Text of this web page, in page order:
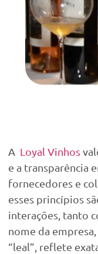
A Loyal Vinhos
e a transparência
fornecedores e
esses princípios
interações, tanto
nome da
“leal”, reflete